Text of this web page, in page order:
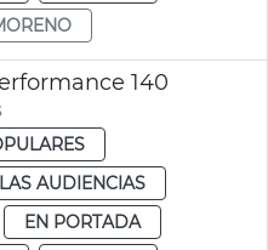
140
AUDIENCIAS
EN PORTADA